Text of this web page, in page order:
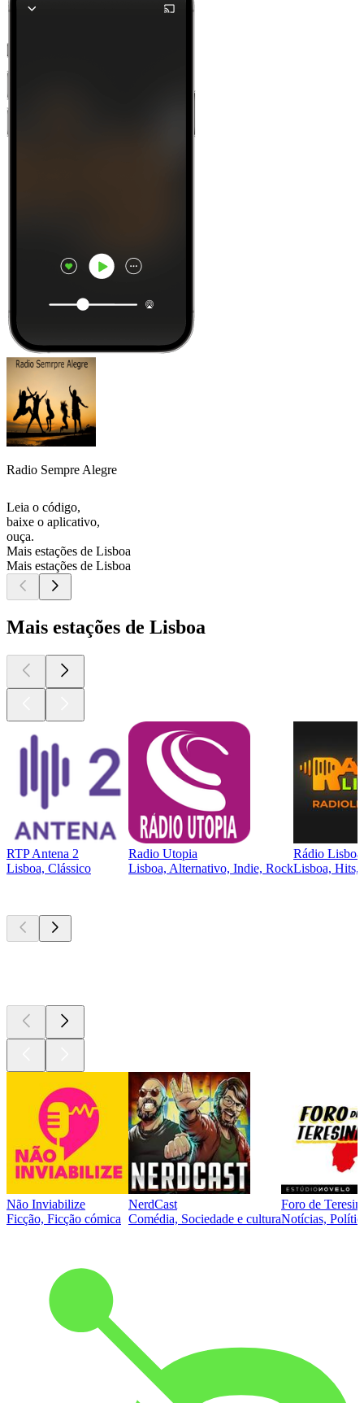
Radio Sempre Alegre
Leia o código,
baixe o aplicativo,
ouça.
Mais estações de Lisboa
Mais estações de Lisboa
Mais estações de Lisboa
RTP Antena 2
Lisboa, Clássico
Radio Utopia
Lisboa, Alternativo, Indie, Rock
Rádio Lisboa
Lisboa, Hits,
Não Inviabilize
Ficção, Ficção cómica
NerdCast
Comédia, Sociedade e cultura
Foro de
Notícias,